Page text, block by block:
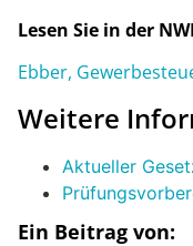
Lesen Sie in der
Ebber,
Weitere
Aktueller
Ein Beitrag von: